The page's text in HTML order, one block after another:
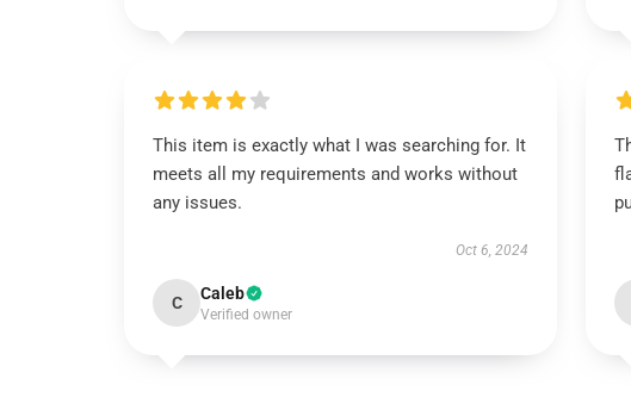
This item is exactly what I was searching for. It
meets all my requirements and works without
any issues.
Oct 6, 2024
C Caleb
Verified owner